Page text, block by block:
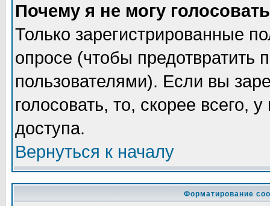
Почему я не могу
Только зарегистрированные
опросе (чтобы предотвратить
пользователями). Если вы
голосовать, то, скорее всего,
доступа.
Вернуться к началу
Форматирование